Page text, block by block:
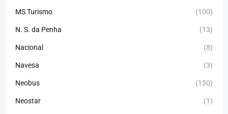
MS Turismo (100)
N. S. da Penha (13)
Nacional (8)
Navesa (3)
Neobus (150)
Neostar (1)